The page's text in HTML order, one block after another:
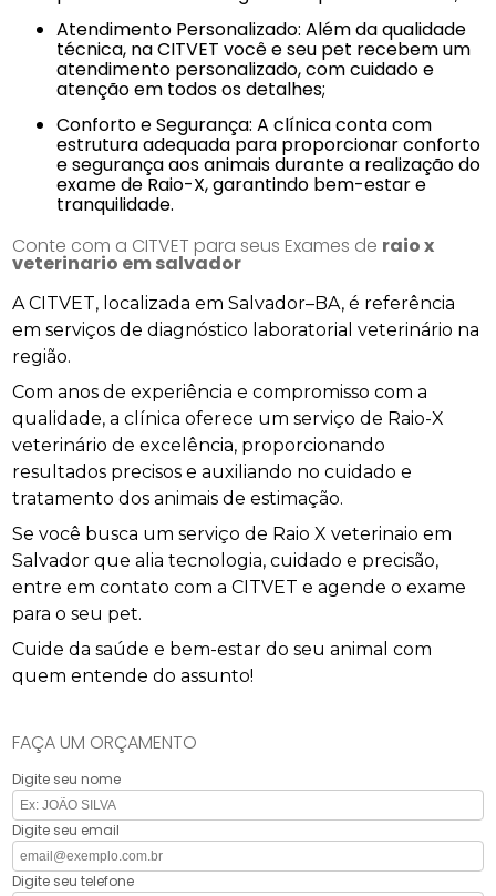
Atendimento Personalizado: Além da qualidade
técnica, na CITVET você e seu pet recebem um
atendimento personalizado, com cuidado e
atenção em todos os detalhes;
Conforto e Segurança: A clínica conta com
estrutura adequada para proporcionar conforto
e segurança aos animais durante a realização do
exame de Raio-X, garantindo bem-estar e
tranquilidade.
Conte com a CITVET para seus Exames de raio x
veterinario em salvador
A CITVET, localizada em Salvador–BA, é referência
em serviços de diagnóstico laboratorial veterinário na
região.
Com anos de experiência e compromisso com a
qualidade, a clínica oferece um serviço de Raio-X
veterinário de excelência, proporcionando
resultados precisos e auxiliando no cuidado e
tratamento dos animais de estimação.
Se você busca um serviço de Raio X veterinaio em
Salvador que alia tecnologia, cuidado e precisão,
entre em contato com a CITVET e agende o exame
para o seu pet.
Cuide da saúde e bem-estar do seu animal com
quem entende do assunto!
FAÇA UM ORÇAMENTO
Digite seu nome
Digite seu email
Digite seu telefone